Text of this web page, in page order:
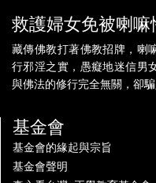
救護婦女免被喇嘛
藏傳佛教打著佛教招牌，喇
行邪淫之實，愚癡地迷信男
與佛法的修行完全無關，卻
基金會
基金會的緣起與宗旨
基金會聲明